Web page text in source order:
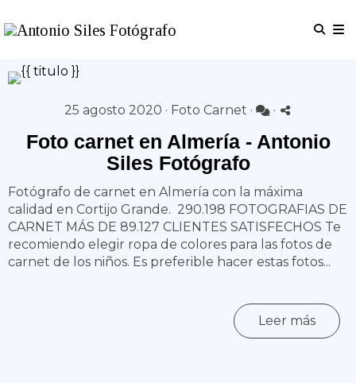
25 agosto 2020 · Foto Carnet · ·
Foto carnet en Almería - Antonio
Siles Fotógrafo
Fotógrafo de carnet en Almería con la máxima
calidad en Cortijo Grande. 290.198 FOTOGRAFIAS DE
CARNET MÁS DE 89.127 CLIENTES SATISFECHOS Te
recomiendo elegir ropa de colores para las fotos de
carnet de los niños. Es preferible hacer estas fotos...
Leer más